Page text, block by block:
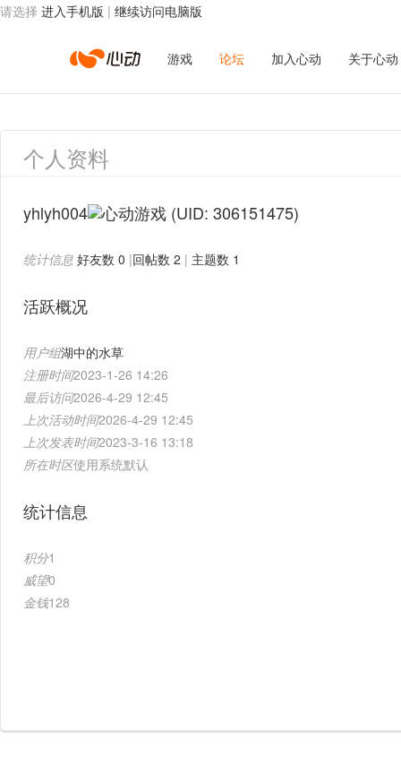
请选择 进入手机版 | 继续访问电脑版
心
动
络
游戏 论坛 加入心动 关于心动
个人资料
yhlyh004 (UID: 306151475)
统计信息 好友数 0 |回帖数 2 | 主题数 1
活跃概况
用户组湖中的水草
注册时间2023-1-26 14:26
最后访问2026-4-29 12:45
上次活动时间2026-4-29 12:45
上次发表时间2023-3-16 13:18
所在时区使用系统默认
统计信息
积分1
威望0
金钱128